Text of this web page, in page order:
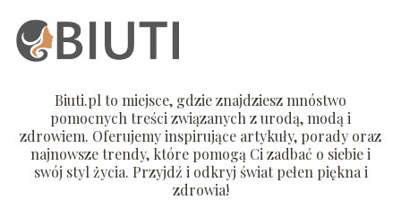
Biuti.pl to miejsce, gdzie znajdziesz mnóstwo
pomocnych treści związanych z urodą, modą i
zdrowiem. Oferujemy inspirujące artykuły, porady oraz
najnowsze trendy, które pomogą Ci zadbać o siebie i
swój styl życia. Przyjdź i odkryj świat pełen piękna i
zdrowia!